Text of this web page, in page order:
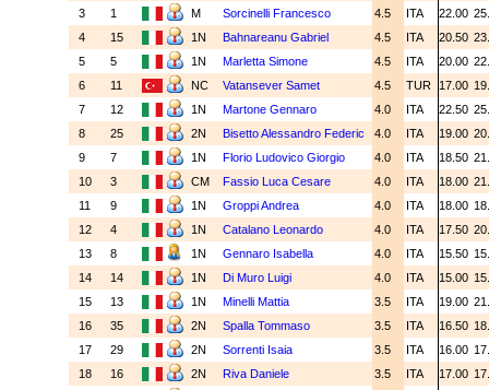
3
1 M Sorcinelli Francesco 4.5 ITA 22.00
4
15 1N Bahnareanu Gabriel 4.5 ITA 20.50
5
5 1N Marletta Simone 4.5 ITA 20.00
6
11 NC Vatansever Samet 4.5 TUR 17.00
7
12 1N Martone Gennaro 4.0 ITA 22.50
8
25 2N Bisetto Alessandro Federic 4.0 ITA 19.00
9
7 1N Florio Ludovico Giorgio 4.0 ITA 18.50
10
3 CM Fassio Luca Cesare 4.0 ITA 18.00
11
9 1N Groppi Andrea 4.0 ITA 18.00
12
4 1N Catalano Leonardo 4.0 ITA 17.50
13
8 1N Gennaro Isabella 4.0 ITA 15.50
14
14 1N Di Muro Luigi 4.0 ITA 15.00
15
13 1N Minelli Mattia 3.5 ITA 19.00
16
35 2N Spalla Tommaso 3.5 ITA 16.50
17
29 2N Sorrenti Isaia 3.5 ITA 16.00
18
16 2N Riva Daniele 3.5 ITA 17.00